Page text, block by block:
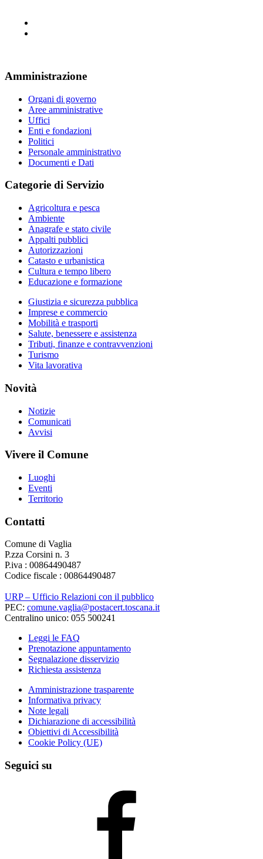
Amministrazione
Organi di governo
Aree amministrative
Uffici
Enti e fondazioni
Politici
Personale amministrativo
Documenti e Dati
Categorie di Servizio
Agricoltura e pesca
Ambiente
Anagrafe e stato civile
Appalti pubblici
Autorizzazioni
Catasto e urbanistica
Cultura e tempo libero
Educazione e formazione
Giustizia e sicurezza pubblica
Imprese e commercio
Mobilità e trasporti
Salute, benessere e assistenza
Tributi, finanze e contravvenzioni
Turismo
Vita lavorativa
Novità
Notizie
Comunicati
Avvisi
Vivere il Comune
Luoghi
Eventi
Territorio
Contatti
Comune di Vaglia
P.zza Corsini n. 3
P.iva : 00864490487
Codice fiscale : 00864490487
URP – Ufficio Relazioni con il pubblico
PEC: comune.vaglia@postacert.toscana.it
Centralino unico: 055 500241
Leggi le FAQ
Prenotazione appuntamento
Segnalazione disservizio
Richiesta assistenza
Amministrazione trasparente
Informativa privacy
Note legali
Dichiarazione di accessibilità
Obiettivi di Accessibilità
Cookie Policy (UE)
Seguici su